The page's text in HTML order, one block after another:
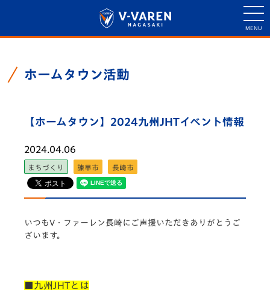
ホームタウン活動
【ホームタウン】2024九州JHTイベント情報
2024.04.06
まちづくり 諫早市 長崎市
いつもV・ファーレン長崎にご声援いただきありがとうご
ざいます。
■九州JHTとは